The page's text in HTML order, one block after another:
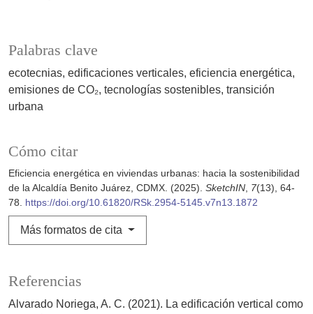
Palabras clave
ecotecnias edificaciones verticales eficiencia energética
emisiones de CO₂ tecnologías sostenibles transición
urbana
Cómo citar
Eficiencia energética en viviendas urbanas: hacia la sostenibilidad
de la Alcaldía Benito Juárez, CDMX. (2025). SketchIN, 7(13), 64-
78. https://doi.org/10.61820/RSk.2954-5145.v7n13.1872
Más formatos de cita
Referencias
Alvarado Noriega, A. C. (2021). La edificación vertical como